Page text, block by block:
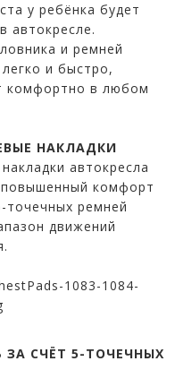
у ребёнка будет
автокресле.
и ремней
и быстро,
комфортно в любом
НАКЛАДКИ
автокресла
повышенный комфорт
точечных ремней
движений
СЧЁТ 5-ТОЧЕЧНЫХ